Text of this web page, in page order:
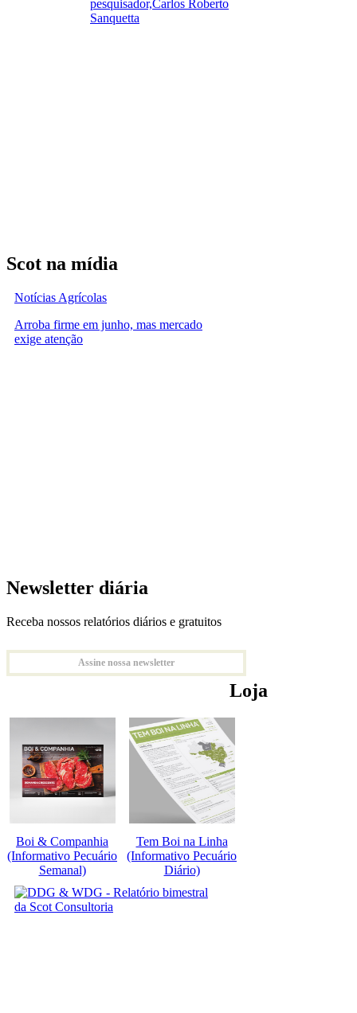
pesquisador,Carlos Roberto
Sanquetta
Scot na mídia
Notícias Agrícolas
Arroba firme em junho, mas mercado
exige atenção
Newsletter diária
Receba nossos relatórios diários e gratuitos
Assine nossa newsletter
Loja
Boi & Companhia
(Informativo Pecuário
Semanal)
Tem Boi na Linha
(Informativo Pecuário
Diário)